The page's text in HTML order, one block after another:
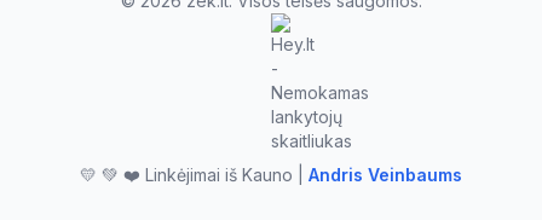
💛 💚 ❤️ Linkėjimai iš Kauno | Andris Veinbaums